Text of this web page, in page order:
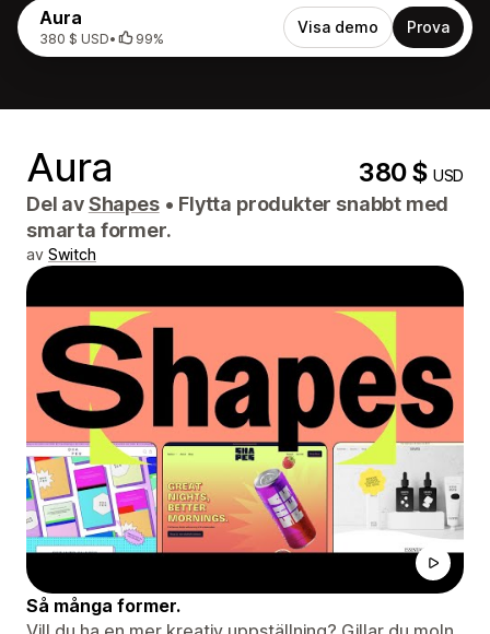
Aura
380 $ USD• 99%
Visa demo Prova
Aura 380 $USD
Del avShapes • Flytta produkter snabbt med
smarta former.
av Switch
Så många former.